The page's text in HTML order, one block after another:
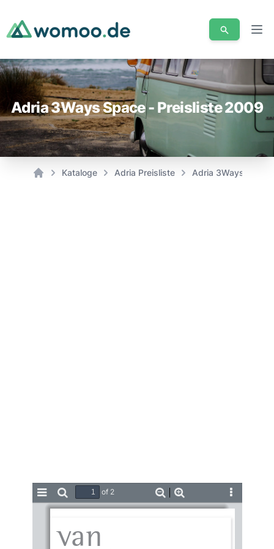
Adria 3Ways Space - Preisliste 2009
Kataloge Adria Preisliste Adria 3Ways
Toggle
Sidebar
Find
of 2
Zoom
Out
Zoom
In
van